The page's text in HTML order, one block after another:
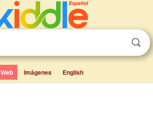
Web Imágenes English